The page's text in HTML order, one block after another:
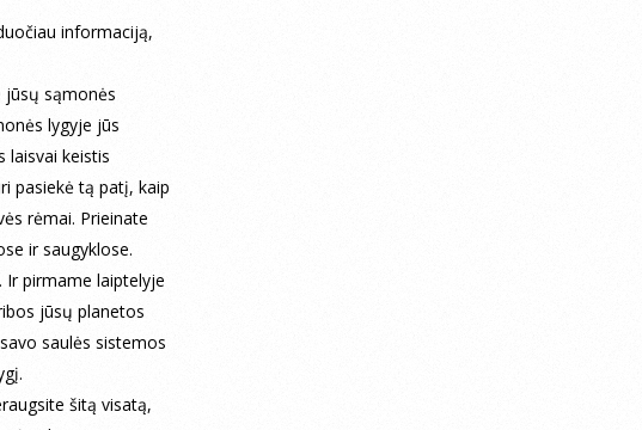
informaciją,
jūsų sąmonės
lygyje jūs
laisvai keistis
pasiekė tą patį, kaip
rėmai. Prieinate
ir saugyklose.
Ir pirmame laiptelyje
jūsų planetos
saulės sistemos
šitą visatą,